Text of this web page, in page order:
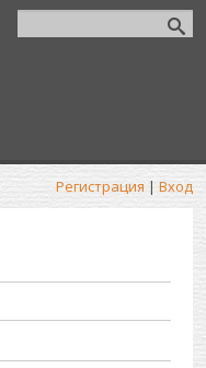
Регистрация | Вход